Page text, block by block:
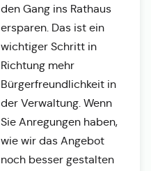
den Gang ins Rathaus
ersparen. Das ist ein
wichtiger Schritt in
Richtung mehr
Bürgerfreundlichkeit in
der Verwaltung. Wenn
Sie Anregungen haben,
wie wir das Angebot
noch besser gestalten